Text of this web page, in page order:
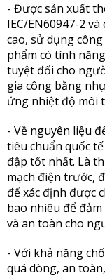
- Được sản xuất
IEC/EN60947-2
cao, sử dụng
phẩm có tính
tuyệt đối cho
gia công bằng
ứng nhiệt độ môi
- Về nguyên liệu
tiêu chuẩn quốc
đập tốt nhất. Là
mạch điện trước,
để xác định được
bao nhiêu để
và an toàn cho
- Với khả năng
quá dòng, an